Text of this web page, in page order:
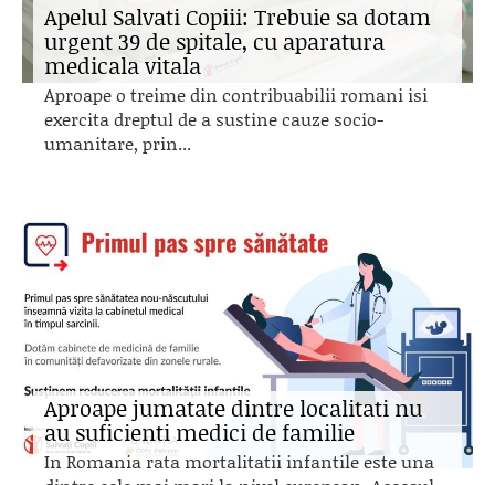
Apelul Salvati Copiii: Trebuie sa dotam
urgent 39 de spitale, cu aparatura
medicala vitala
Aproape o treime din contribuabilii romani isi
exercita dreptul de a sustine cauze socio-
umanitare, prin...
Aproape jumatate dintre localitati nu
au suficienti medici de familie
In Romania rata mortalitatii infantile este una